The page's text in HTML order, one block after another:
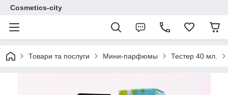
Cosmetics-city
Товари та послуги Мини-парфюмы Тестер 40 мл.